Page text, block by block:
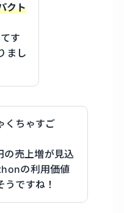
クト
す
まし
くちゃすご
の売上増が見込
の利用価値
うですね！